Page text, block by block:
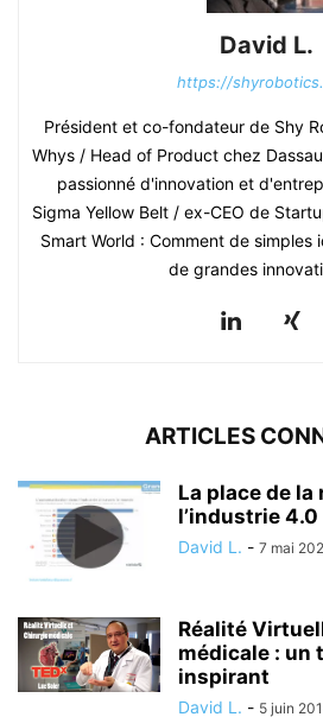
David L.
https://
Président et co-fondateur de Shy
Whys / Head of Product chez
passionné d'innovation et
Sigma Yellow Belt / ex-CEO de
Smart World : Comment de simples
de grandes
ARTICLES
La place de
l’industrie 4.0
David L. - 7 mai
Réalité
médicale : un
inspirant
David L. - 5 juin